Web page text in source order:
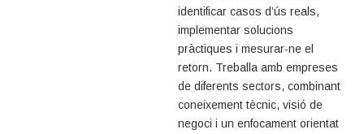
identificar casos d’ús reals,
implementar solucions
pràctiques i mesurar-ne el
retorn. Treballa amb empreses
de diferents sectors, combinant
coneixement tècnic, visió de
negoci i un enfocament orientat